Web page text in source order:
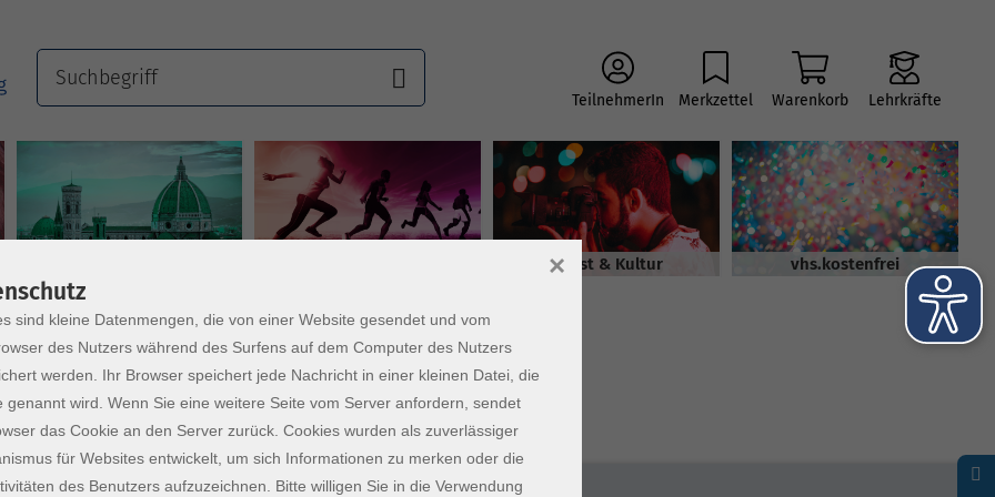
TeilnehmerIn Merkzettel Warenkorb Lehrkräfte
Kunst & Kultur vhs.kostenfrei
sind kleine Datenmengen, die von einer Website gesendet und vom
des Nutzers während des Surfens auf dem Computer des Nutzers
werden. Ihr Browser speichert jede Nachricht in einer kleinen Datei, die
genannt wird. Wenn Sie eine weitere Seite vom Server anfordern, sendet
das Cookie an den Server zurück. Cookies wurden als zuverlässiger
für Websites entwickelt, um sich Informationen zu merken oder die
des Benutzers aufzuzeichnen. Bitte willigen Sie in die Verwendung
×